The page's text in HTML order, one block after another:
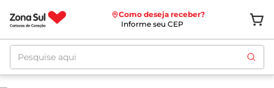
Como deseja receber?
Informe seu CEP
Pesquise aqui